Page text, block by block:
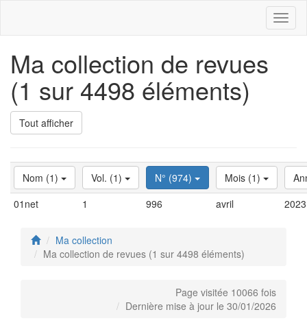
Ma collection de revues
(1 sur 4498 éléments)
Tout afficher
Nom (1) Vol. (1) N° (974) Mois (1)
01net
1 996 avril 2023
Ma collection
Ma collection de revues (1 sur 4498 éléments)
Page visitée 10066 fois
Dernière mise à jour le 30/01/2026